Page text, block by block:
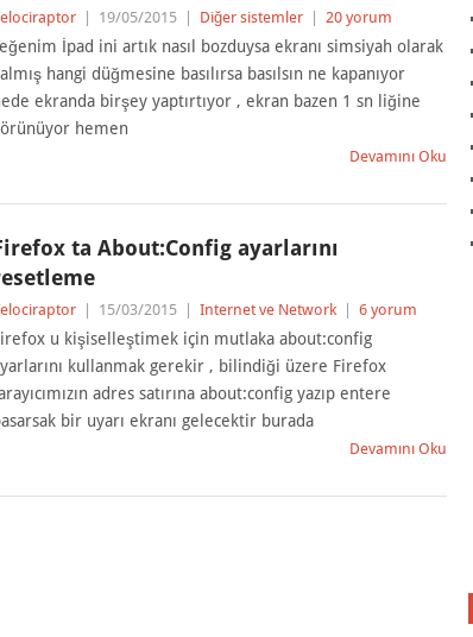
19/05/2015 Diğer sistemler 20 yorum
İpad ini artık nasıl bozduysa ekranı simsiyah olarak
hangi düğmesine basılırsa basılsın ne kapanıyor
ekranda birşey yaptırtıyor , ekran bazen 1 sn liğine
hemen
Devamını Oku
ta About:Config ayarlarını
15/03/2015 Internet ve Network 6 yorum
u kişiselleştimek için mutlaka about:config
kullanmak gerekir , bilindiği üzere Firefox
adres satırına about:config yazıp entere
bir uyarı ekranı gelecektir burada
Devamını Oku